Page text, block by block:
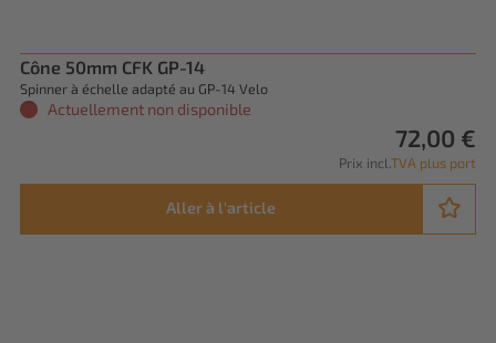
Cône 50mm CFK GP-14
Spinner à échelle adapté au GP-14 Velo
Actuellement non disponible
72,00 €
Prix incl. TVA plus port
Aller à l'article